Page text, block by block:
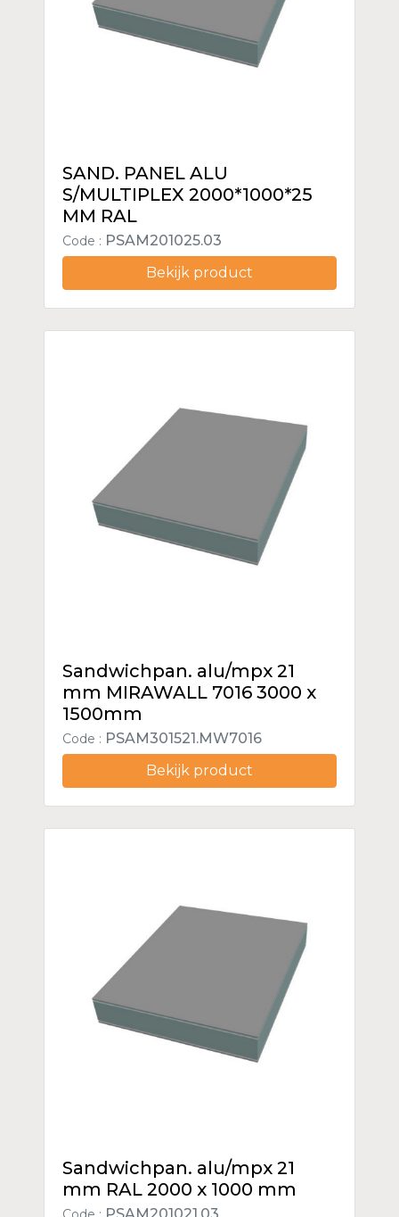
SAND. PANEL ALU
S/MULTIPLEX 2000*1000*25
MM RAL
Code : PSAM201025.03
Bekijk product
Sandwichpan. alu/mpx 21
mm MIRAWALL 7016 3000 x
1500mm
Code : PSAM301521.MW7016
Bekijk product
Sandwichpan. alu/mpx 21
mm RAL 2000 x 1000 mm